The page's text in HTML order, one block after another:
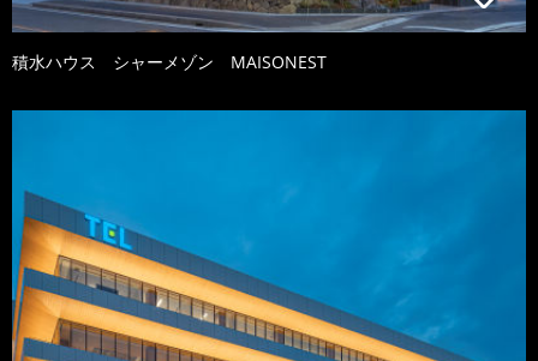
積水ハウス シャーメゾン MAISONEST